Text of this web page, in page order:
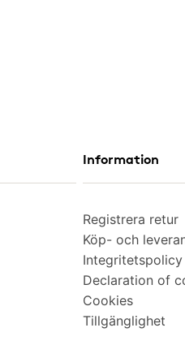
Information
Registrera retur
Köp- och
Integritetspolicy
Declaration of
Cookies
Tillgänglighet